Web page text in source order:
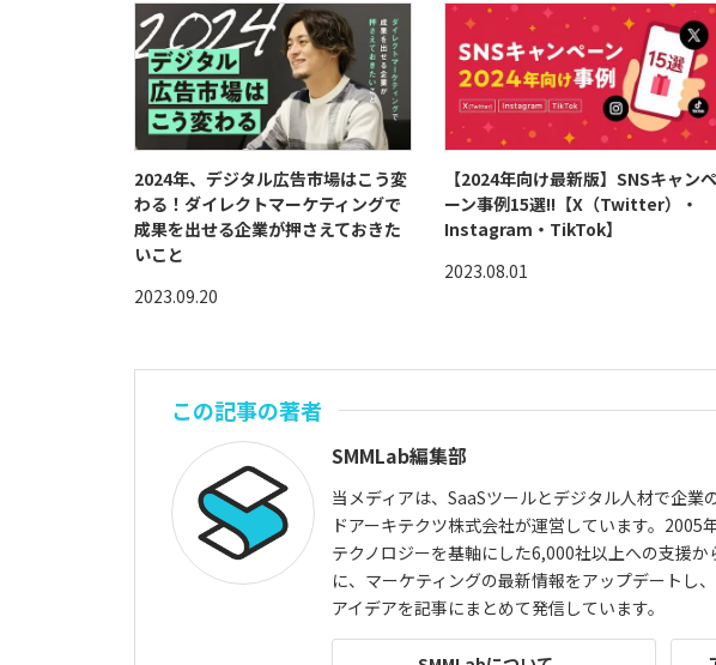
2024年、デジタル広告市場はこう変
わる！ダイレクトマーケティングで
成果を出せる企業が押さえておきた
いこと
2023.09.20
【2024年向け最新版】SNSキャンペ
ーン事例15選!!【X（Twitter）・
Instagram・TikTok】
2023.08.01
この記事の著者
SMMLab編集部
当メディアは、SaaSツールとデジタル人材で企業
ドアーキテクツ株式会社が運営しています。
テクノロジーを基軸にした6,000社以上への支援
に、マーケティングの最新情報をアップデートし
アイデアを記事にまとめて発信しています。